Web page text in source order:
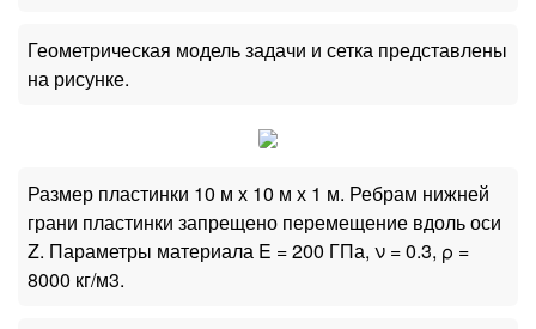
Геометрическая модель задачи и сетка представлены
на рисунке.
Размер пластинки 10 м х 10 м х 1 м. Ребрам нижней
грани пластинки запрещено перемещение вдоль оси
Z. Параметры материала E = 200 ГПа, ν = 0.3, ρ =
8000 кг/м3.